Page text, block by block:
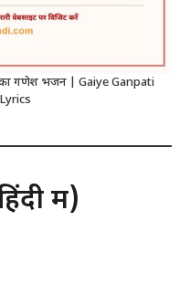
गणेश भजन | Gaiye Ganpati
में)